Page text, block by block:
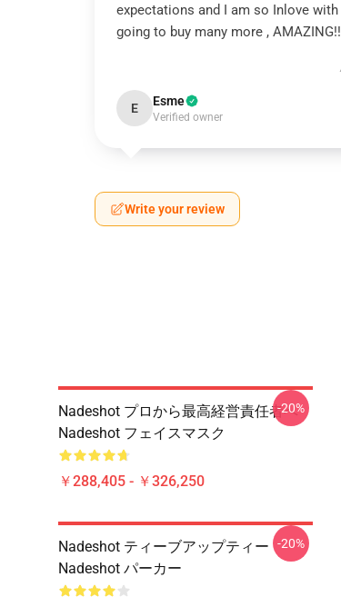
expectations and I am so Inlove
going to buy many more , AMAZING!!
E Esme
Verified owner
Write your review
Nadeshot プロから最高経営責任者へ
Nadeshot フェイスマスク
￥288,405 - ￥326,250
-20%
Nadeshot ティーブアップティー
Nadeshot パーカー
-20%